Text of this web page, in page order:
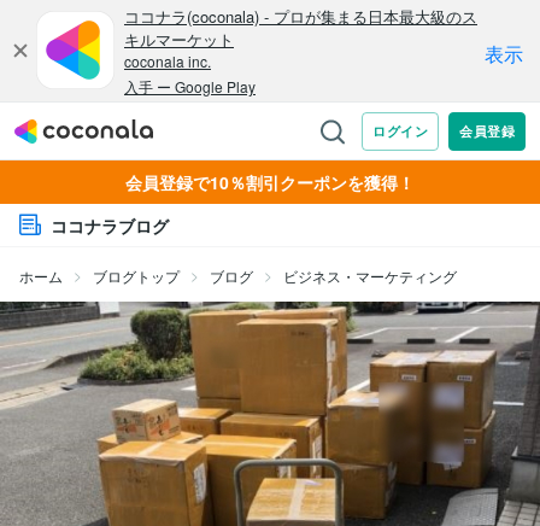
会員登録で10％割引クーポンを獲得！
ココナラブログ
ホーム ブログトップ ブログ ビジネス・マーケティング